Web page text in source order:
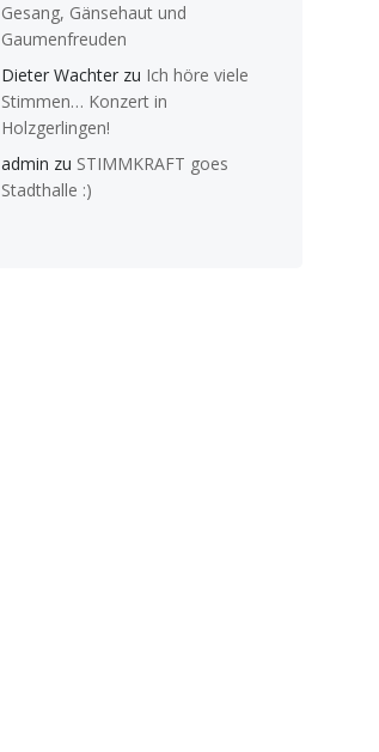
Gesang, Gänsehaut und
Gaumenfreuden
Dieter Wachter zu Ich höre viele
Stimmen… Konzert in
Holzgerlingen!
admin zu STIMMKRAFT goes
Stadthalle :)